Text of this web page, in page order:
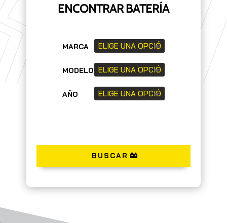
ENCONTRAR BATERÍA
MARCA
MODELO
AÑO
BUSCAR